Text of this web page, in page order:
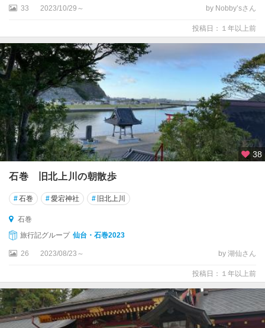
33 2023/10/29～ by Nobby’sさん
投稿日：１年以上前
38
石巻 旧北上川の朝散歩
#石巻 #愛宕神社 # 旧北上川
石巻
旅行記グループ 仙台・石巻2023
26 2023/08/23～ by 湖仙さん
投稿日：１年以上前